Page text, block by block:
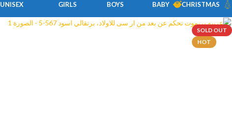
CHRISTMAS
BABY
BOYS
GIRLS
UNISEX
SOLD OUT
HOT